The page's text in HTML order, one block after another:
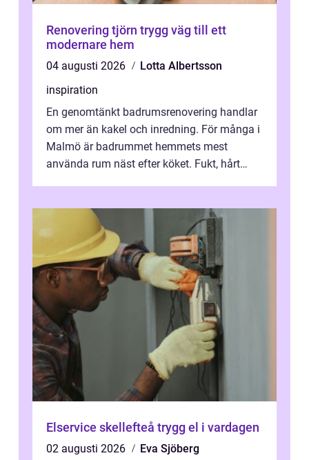
Renovering tjörn trygg väg till ett
modernare hem
04 augusti 2026
Lotta Albertsson
inspiration
En genomtänkt badrumsrenovering handlar
om mer än kakel och inredning. För många i
Malmö är badrummet hemmets mest
använda rum näst efter köket. Fukt, hårt
Elservice skellefteå trygg el i vardagen
02 augusti 2026 Eva Sjöberg